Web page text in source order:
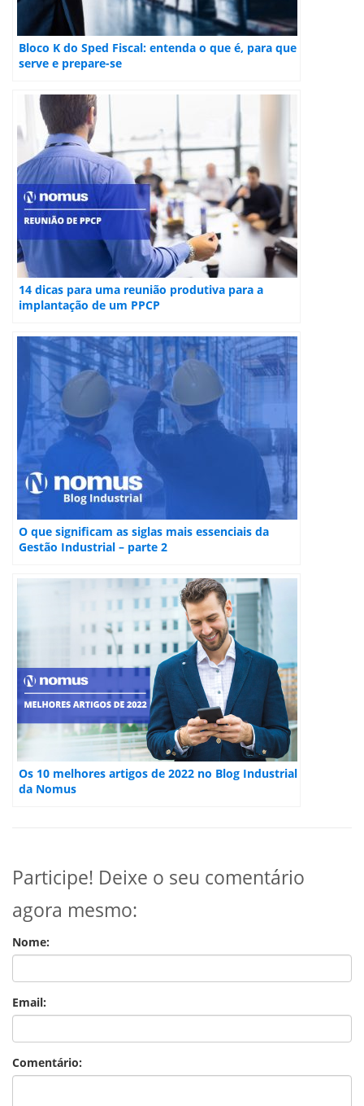
Bloco K do Sped Fiscal: entenda o que é, para que
serve e prepare-se
14 dicas para uma reunião produtiva para a
implantação de um PPCP
O que significam as siglas mais essenciais da
Gestão Industrial – parte 2
Os 10 melhores artigos de 2022 no Blog Industrial
da Nomus
Participe! Deixe o seu comentário
agora mesmo:
Nome:
Email:
Comentário: